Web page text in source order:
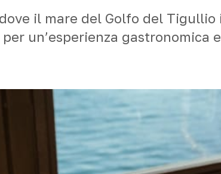
il mare del Golfo del
per un’esperienza